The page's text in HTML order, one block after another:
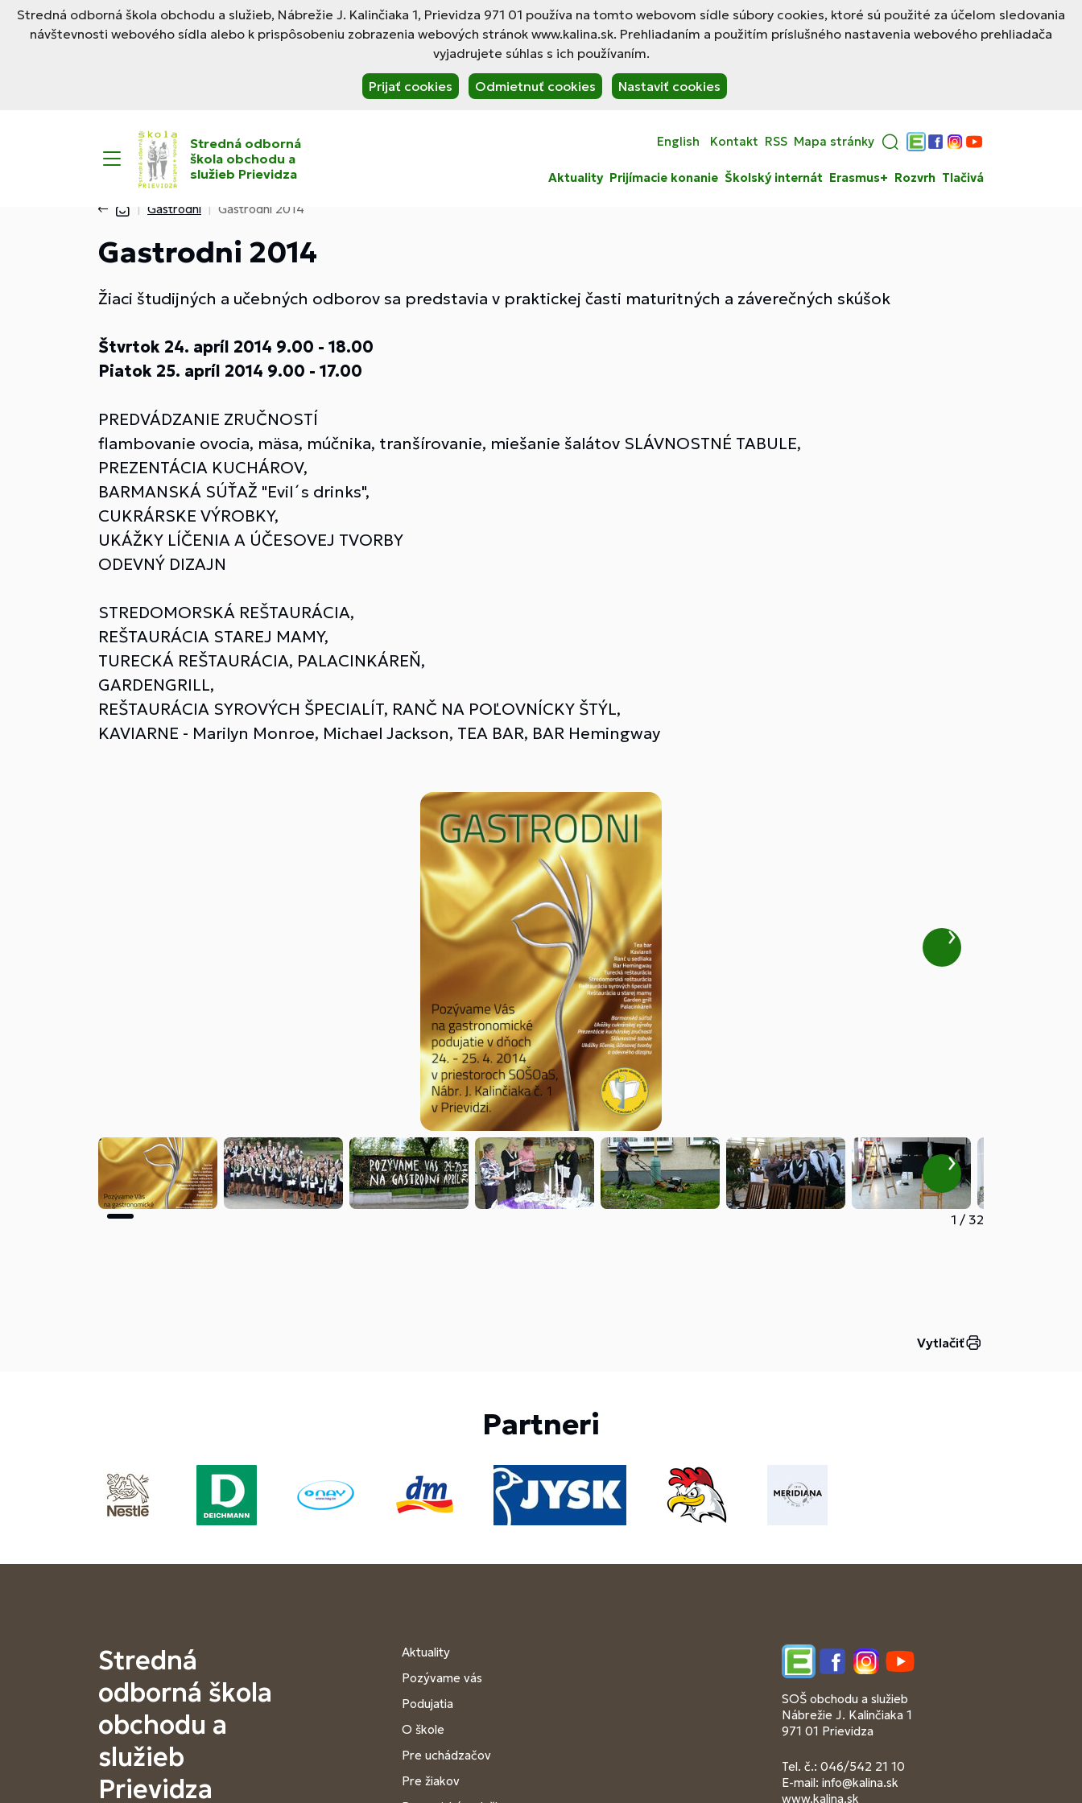
Stredná odborná škola obchodu a služieb, Nábrežie J. Kalinčiaka 1, Prievidza 971 01 používa na tomto webovom sídle súbory cookies, ktoré sú použité za účelom sledovania
návštevnosti webového sídla alebo k prispôsobeniu zobrazenia webových stránok www.kalina.sk. Prehliadaním a použitím príslušného nastavenia webového prehliadača
vyjadrujete súhlas s ich používaním.
Prijať cookies Odmietnuť cookies Nastaviť cookies
Stredná odborná
škola obchodu a
služieb Prievidza
English Kontakt RSS Mapa stránky
Edupage
Facebook
Instagram
YouTube
Aktuality Prijímacie konanie Školský internát Erasmus+ Rozvrh Tlačivá
Gastrodni Gastrodni 2014
Gastrodni 2014
Žiaci študijných a učebných odborov sa predstavia v praktickej časti maturitných a záverečných skúšok
Štvrtok 24. apríl 2014 9.00 - 18.00
Piatok 25. apríl 2014 9.00 - 17.00
PREDVÁDZANIE ZRUČNOSTÍ
flambovanie ovocia, mäsa, múčnika, tranšírovanie, miešanie šalátov SLÁVNOSTNÉ TABULE,
PREZENTÁCIA KUCHÁROV,
BARMANSKÁ SÚŤAŽ "Evil´s drinks",
CUKRÁRSKE VÝROBKY,
UKÁŽKY LÍČENIA A ÚČESOVEJ TVORBY
ODEVNÝ DIZAJN
STREDOMORSKÁ REŠTAURÁCIA,
REŠTAURÁCIA STAREJ MAMY,
TURECKÁ REŠTAURÁCIA, PALACINKÁREŇ,
GARDENGRILL,
REŠTAURÁCIA SYROVÝCH ŠPECIALÍT, RANČ NA POĽOVNÍCKY ŠTÝL,
KAVIARNE - Marilyn Monroe, Michael Jackson, TEA BAR, BAR Hemingway
1 / 32
Vytlačiť
Partneri
Stredná
odborná škola
obchodu a
služieb
Prievidza
Aktuality
Pozývame vás
Podujatia
O škole
Pre uchádzačov
Pre žiakov
EdupageFacebookInstagramYouTube
SOŠ obchodu a služieb
Nábrežie J. Kalinčiaka 1
971 01 Prievidza
Tel. č.: 046/542 21 10
E-mail: info@kalina.sk
www.kalina.sk